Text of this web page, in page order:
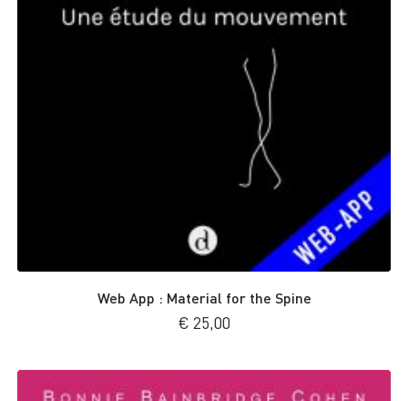
Web App : Material for the Spine
€ 25,00